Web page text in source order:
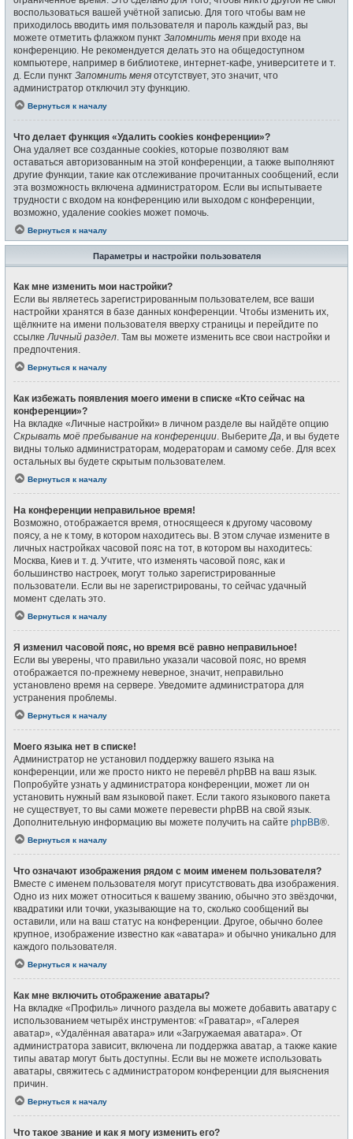
воспользоваться вашей учётной записью. Для того чтобы вам не
приходилось вводить имя пользователя и пароль каждый раз, вы
можете отметить флажком пункт Запомнить меня при входе на
конференцию. Не рекомендуется делать это на общедоступном
компьютере, например в библиотеке, интернет-кафе, университете и т.
д. Если пункт Запомнить меня отсутствует, это значит, что
администратор отключил эту функцию.
Вернуться к началу
Что делает функция «Удалить cookies конференции»?
Она удаляет все созданные cookies, которые позволяют вам
оставаться авторизованным на этой конференции, а также выполняют
другие функции, такие как отслеживание прочитанных сообщений, если
эта возможность включена администратором. Если вы испытываете
трудности с входом на конференцию или выходом с конференции,
возможно, удаление cookies может помочь.
Вернуться к началу
Параметры и настройки пользователя
Как мне изменить мои настройки?
Если вы являетесь зарегистрированным пользователем, все ваши
настройки хранятся в базе данных конференции. Чтобы изменить их,
щёлкните на имени пользователя вверху страницы и перейдите по
ссылкеЛичный раздел. Там вы можете изменить все свои настройки и
предпочтения.
Вернуться к началу
Как избежать появления моего имени в списке «Кто сейчас на
конференции»?
На вкладке «Личные настройки» в личном разделе вы найдёте опцию
Скрывать моё пребывание на конференции. ВыберитеДа, и вы будете
видны только администраторам, модераторам и самому себе. Для всех
остальных вы будете скрытым пользователем.
Вернуться к началу
На конференции неправильное время!
Возможно, отображается время, относящееся к другому часовому
поясу, а не к тому, в котором находитесь вы. В этом случае измените в
личных настройках часовой пояс на тот, в котором вы находитесь:
Москва, Киев и т. д. Учтите, что изменять часовой пояс, как и
большинство настроек, могут только зарегистрированные
пользователи. Если вы не зарегистрированы, то сейчас удачный
момент сделать это.
Вернуться к началу
Я изменил часовой пояс, но время всё равно неправильное!
Если вы уверены, что правильно указали часовой пояс, но время
отображается по-прежнему неверное, значит, неправильно
установлено время на сервере. Уведомите администратора для
устранения проблемы.
Вернуться к началу
Моего языка нет в списке!
Администратор не установил поддержку вашего языка на
конференции, или же просто никто не перевёл phpBB на ваш язык.
Попробуйте узнать у администратора конференции, может ли он
установить нужный вам языковой пакет. Если такого языкового пакета
не существует, то вы сами можете перевести phpBB на свой язык.
Дополнительную информацию вы можете получить на сайте phpBB®.
Вернуться к началу
Что означают изображения рядом с моим именем пользователя?
Вместе с именем пользователя могут присутствовать два изображения.
Одно из них может относиться к вашему званию, обычно это звёздочки,
квадратики или точки, указывающие на то, сколько сообщений вы
оставили, или на ваш статус на конференции. Другое, обычно более
крупное, изображение известно как «аватара» и обычно уникально для
каждого пользователя.
Вернуться к началу
Как мне включить отображение аватары?
На вкладке «Профиль» личного раздела вы можете добавить аватару с
использованием четырёх инструментов: «Граватар», «Галерея
аватар», «Удалённая аватара» или «Загружаемая аватара». От
администратора зависит, включена ли поддержка аватар, а также какие
типы аватар могут быть доступны. Если вы не можете использовать
аватары, свяжитесь с администратором конференции для выяснения
причин.
Вернуться к началу
Что такое звание и как я могу изменить его?